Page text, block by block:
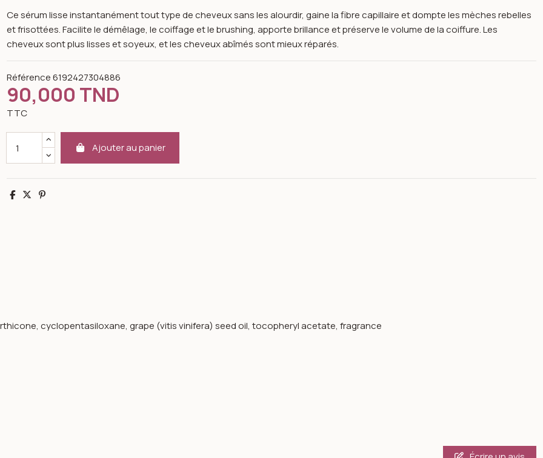
Ce sérum lisse instantanément tout type de cheveux sans les alourdir, gaine la fibre capillaire et dompte les mèches rebelles
et frisottées. Facilite le démêlage, le coiffage et le brushing, apporte brillance et préserve le volume de la coiffure. Les
cheveux sont plus lisses et soyeux, et les cheveux abîmés sont mieux réparés.
Référence 6192427304886
90,000 TND
TTC
Ajouter au panier
Partager
TweetPinterest
cyclopentasiloxane, grape (vitis vinifera) seed oil, tocopheryl acetate, fragrance